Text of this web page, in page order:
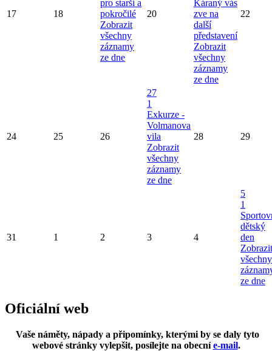
17 18
pro starší a
pokročilé
Zobrazit
všechny
záznamy
ze dne
20
Káraný vás
zve na
další
představení
Zobrazit
všechny
záznamy
ze dne
22
24 25 26
27
1
Exkurze -
Volmanova
vila
Zobrazit
všechny
záznamy
ze dne
28 29
31 1 2 3 4
5
1
dětský
den
Zobrazit
všechny
ze dne
Oficiální web
Vaše náměty, nápady a připomínky, kterými by se daly tyto
webové stránky vylepšit, posílejte na obecníe-mail.